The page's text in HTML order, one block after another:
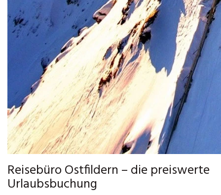
Reisebüro Ostfildern – die preiswerte
Urlaubsbuchung